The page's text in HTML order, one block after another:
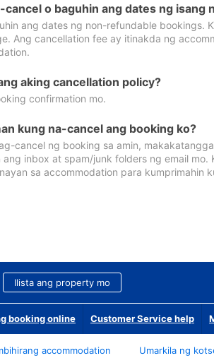
cancel o baguhin ang dates ng
ang dates ng non-refundable bookings.
Ang cancellation fee ay itinakda ng
aking cancellation policy?
confirmation mo.
kung na-cancel ang booking ko?
cancel ng booking sa amin,
inbox at spam/junk folders ng email
sa accommodation para kumprimahin
Ilista ang property mo
booking online Customer Service help
accommodation
Umarkila ng